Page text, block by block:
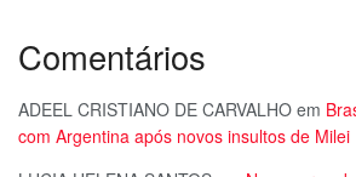
Comentários
ADEEL CRISTIANO DE CARVALHO em
com Argentina após novos insultos de Milei